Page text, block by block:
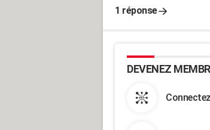
1 réponse
DEVENEZ